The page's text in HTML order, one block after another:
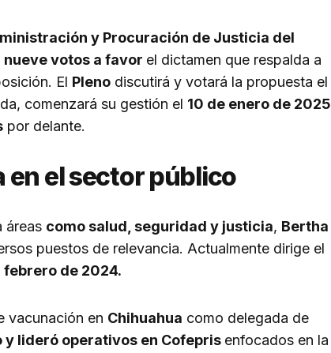
y Procuración de Justicia del
nueve votos a favor el dictamen que respalda a
El Pleno discutirá y votará la propuesta el
comenzará su gestión el 10 de enero de 2025
por delante.
en el sector público
áreas como salud, seguridad y justicia, Bertha
puestos de relevancia. Actualmente dirige el
febrero de 2024.
vacunación en Chihuahua como delegada de
lideró operativos en Cofepris enfocados en la